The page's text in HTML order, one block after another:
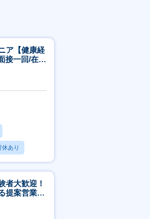
ア【健康経
接一回/在宅
】
休あり
者大歓迎！
提案営業職